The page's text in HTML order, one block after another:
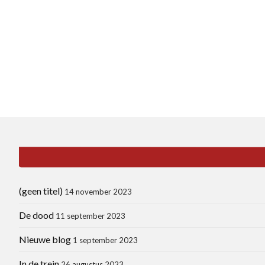
(geen titel) 14 november 2023
De dood 11 september 2023
Nieuwe blog 1 september 2023